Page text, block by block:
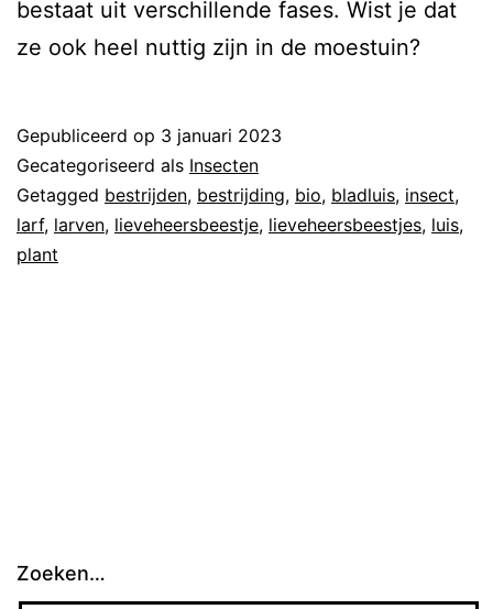
bestaat uit verschillende fases. Wist je dat
ze ook heel nuttig zijn in de moestuin?
Gepubliceerd op 3 januari 2023
Gecategoriseerd als Insecten
Getagged bestrijden, bestrijding, bio, bladluis, insect,
larf, larven, lieveheersbeestje, lieveheersbeestjes, luis,
plant
Zoeken…